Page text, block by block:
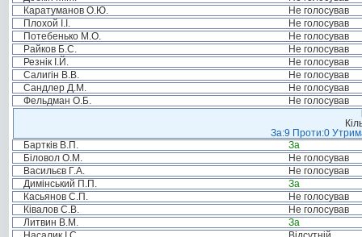
Каратуманов О.Ю.
Не голосував
Плохой І.І.
Не голосував
Потебенько М.О.
Не голосував
Райков Б.С.
Не голосував
Резнік І.Й.
Не голосував
Салигін В.В.
Не голосував
Сандлер Д.М.
Не голосував
Фельдман О.Б.
Не голосував
За:9 Проти:0
Бартків В.П.
За
Біловол О.М.
Не голосував
Васильєв Г.А.
Не голосував
Димінський П.П.
За
Касьянов С.П.
Не голосував
Ківалов С.В.
Не голосував
Литвин В.М.
За